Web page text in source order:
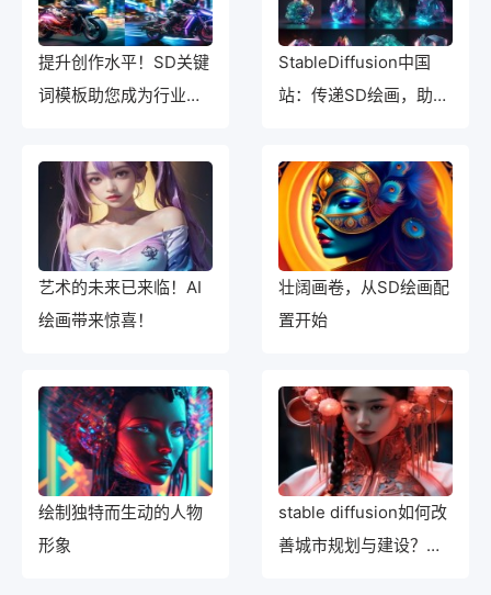
提升创作水平！SD关键
词模板助您成为行业领
StableDiffusion中国
站：传递SD绘画，助您
艺术的未来已来临！AI
绘画带来惊喜！
壮阔画卷，从SD绘画配
置开始
绘制独特而生动的人物
形象
stable diffusion如何改
善城市规划与建设？探